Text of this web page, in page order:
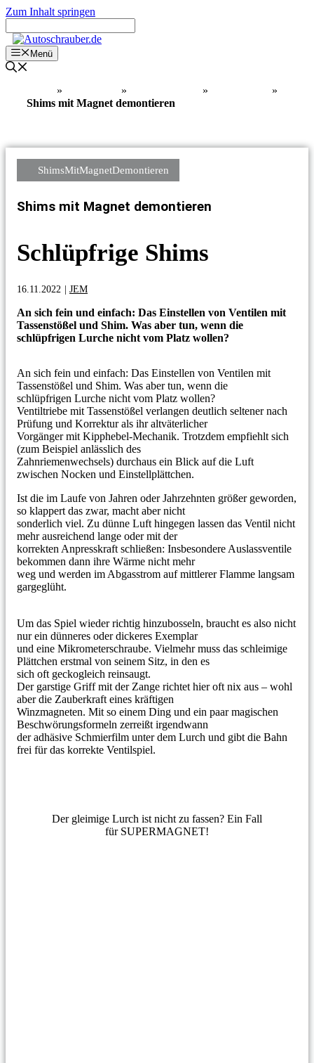
Zum Inhalt springen
Menü
» » »
»
Shims mit Magnet demontieren
ShimsMitMagnetDemontieren
Shims mit Magnet demontieren
Schlüpfrige Shims
16.11.2022 | JEM
An sich fein und einfach: Das Einstellen von Ventilen mit
Tassenstößel und Shim. Was aber tun, wenn die
schlüpfrigen Lurche nicht vom Platz wollen?
An sich fein und einfach: Das Einstellen von Ventilen mit
Tassenstößel und Shim. Was aber tun, wenn die
schlüpfrigen Lurche nicht vom Platz wollen?
Ventiltriebe mit Tassenstößel verlangen deutlich seltener nach
Prüfung und Korrektur als ihr altväterlicher
Vorgänger mit Kipphebel-Mechanik. Trotzdem empfiehlt sich
(zum Beispiel anlässlich des
Zahnriemenwechsels) durchaus ein Blick auf die Luft
zwischen Nocken und Einstellplättchen.
Ist die im Laufe von Jahren oder Jahrzehnten größer geworden,
so klappert das zwar, macht aber nicht
sonderlich viel. Zu dünne Luft hingegen lassen das Ventil nicht
mehr ausreichend lange oder mit der
korrekten Anpresskraft schließen: Insbesondere Auslassventile
bekommen dann ihre Wärme nicht mehr
weg und werden im Abgasstrom auf mittlerer Flamme langsam
gargeglüht.
Um das Spiel wieder richtig hinzubosseln, braucht es also nicht
nur ein dünneres oder dickeres Exemplar
und eine Mikrometerschraube. Vielmehr muss das schleimige
Plättchen erstmal von seinem Sitz, in den es
sich oft geckogleich reinsaugt.
Der garstige Griff mit der Zange richtet hier oft nix aus – wohl
aber die Zauberkraft eines kräftigen
Winzmagneten. Mit so einem Ding und ein paar magischen
Beschwörungsformeln zerreißt irgendwann
der adhäsive Schmierfilm unter dem Lurch und gibt die Bahn
frei für das korrekte Ventilspiel.
Der gleimige Lurch ist nicht zu fassen? Ein Fall
für SUPERMAGNET!